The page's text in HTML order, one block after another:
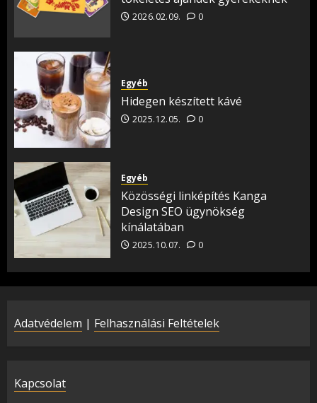
2026.02.09. 0
Egyéb
Hidegen készített kávé
2025.12.05. 0
Egyéb
Közösségi linképítés Kanga
Design SEO ügynökség
kínálatában
2025.10.07. 0
Adatvédelem | Felhasználási Feltételek
Kapcsolat